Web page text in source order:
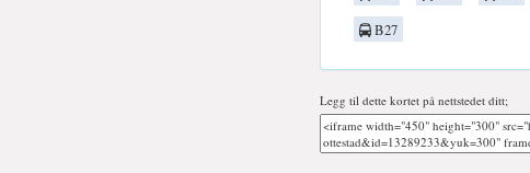
B27
Legg til dette kortet på nettstedet ditt;